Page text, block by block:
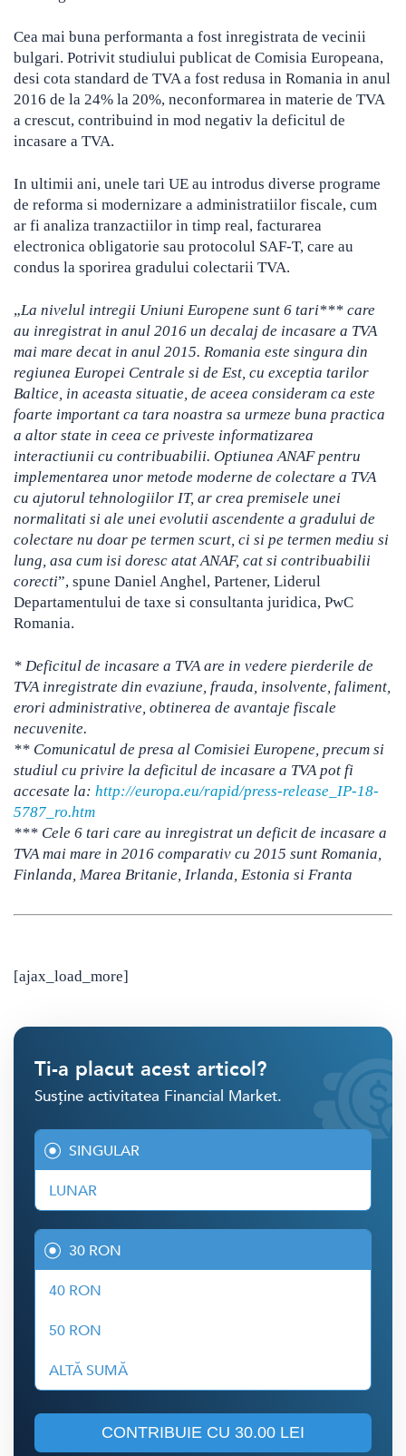
Cea mai buna performanta a fost inregistrata de vecinii
bulgari. Potrivit studiului publicat de Comisia Europeana,
desi cota standard de TVA a fost redusa in Romania in anul
2016 de la 24% la 20%, neconformarea in materie de TVA
a crescut, contribuind in mod negativ la deficitul de
incasare a TVA.
In ultimii ani, unele tari UE au introdus diverse programe
de reforma si modernizare a administratiilor fiscale, cum
ar fi analiza tranzactiilor in timp real, facturarea
electronica obligatorie sau protocolul SAF-T, care au
condus la sporirea gradului colectarii TVA.
„La nivelul intregii Uniuni Europene sunt 6 tari*** care
au inregistrat in anul 2016 un decalaj de incasare a TVA
mai mare decat in anul 2015. Romania este singura din
regiunea Europei Centrale si de Est, cu exceptia tarilor
Baltice, in aceasta situatie, de aceea consideram ca este
foarte important ca tara noastra sa urmeze buna practica
a altor state in ceea ce priveste informatizarea
interactiunii cu contribuabilii. Optiunea ANAF pentru
implementarea unor metode moderne de colectare a TVA
cu ajutorul tehnologiilor IT, ar crea premisele unei
normalitati si ale unei evolutii ascendente a gradului de
colectare nu doar pe termen scurt, ci si pe termen mediu si
lung, asa cum isi doresc atat ANAF, cat si contribuabilii
corecti”, spune Daniel Anghel, Partener, Liderul
Departamentului de taxe si consultanta juridica, PwC
Romania.
* Deficitul de incasare a TVA are in vedere pierderile de
TVA inregistrate din evaziune, frauda, insolvente, faliment,
erori administrative, obtinerea de avantaje fiscale
necuvenite.
** Comunicatul de presa al Comisiei Europene, precum si
studiul cu privire la deficitul de incasare a TVA pot fi
accesate la: http://europa.eu/rapid/press-release_IP-18-
5787_ro.htm
*** Cele 6 tari care au inregistrat un deficit de incasare a
TVA mai mare in 2016 comparativ cu 2015 sunt Romania,
Finlanda, Marea Britanie, Irlanda, Estonia si Franta
[ajax_load_more]
Ti-a placut acest articol?
Susține activitatea Financial Market.
SINGULAR
LUNAR
30 RON
40 RON
50 RON
ALTĂ SUMĂ
CONTRIBUIE CU 30.00 LEI